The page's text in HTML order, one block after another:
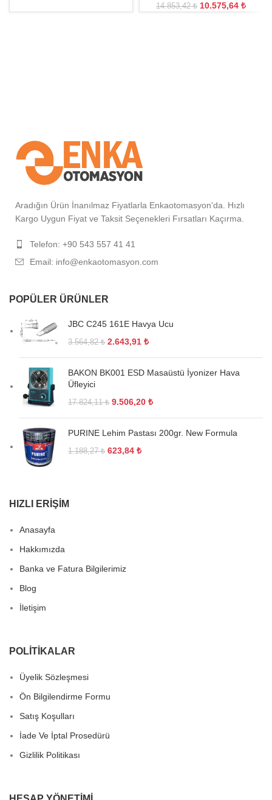
14.853,42₺ 10.575,64 ₺
Aradığın Ürün İnanılmaz Fiyatlarla Enkaotomasyon'da. Hızlı
Kargo Uygun Fiyat ve Taksit Seçenekleri Fırsatları Kaçırma.
Telefon: +90 543 557 41 41
Email: info@enkaotomasyon.com
POPÜLER ÜRÜNLER
JBC C245 161E Havya Ucu
3.564,82₺ 2.643,91 ₺
BAKON BK001 ESD Masaüstü İyonizer Hava
Üfleyici
17.824,11₺ 9.506,20 ₺
PURINE Lehim Pastası 200gr. New Formula
1.188,27₺ 623,84 ₺
HIZLI ERIŞIM
Anasayfa
Hakkımızda
Banka ve Fatura Bilgilerimiz
Blog
İletişim
POLITIKALAR
Üyelik Sözleşmesi
Ön Bilgilendirme Formu
Satış Koşulları
İade Ve İptal Prosedürü
Gizlilik Politikası